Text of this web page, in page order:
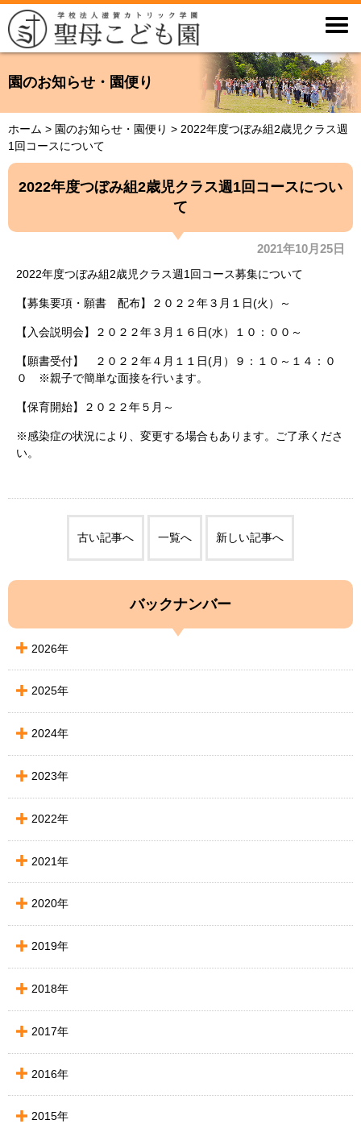

園のお知らせ・園便り
ホーム > 園のお知らせ・園便り > 2022年度つぼみ組2歳児クラス週
1回コースについて
2022年度つぼみ組2歳児クラス週1回コースについ
て
2021年10月25日
2022年度つぼみ組2歳児クラス週1回コース募集について
【募集要項・願書 配布】２０２２年３月１日(火）～
【入会説明会】２０２２年３月１６日(水）１０：００～
【願書受付】 ２０２２年４月１１日(月）９：１０～１４：０
０ ※親子で簡単な面接を行います。
【保育開始】２０２２年５月～
※感染症の状況により、変更する場合もあります。ご了承くださ
い。
古い記事へ 一覧へ 新しい記事へ
バックナンバー
2026年
2025年
2024年
2023年
2022年
2021年
2020年
2019年
2018年
2017年
2016年
2015年